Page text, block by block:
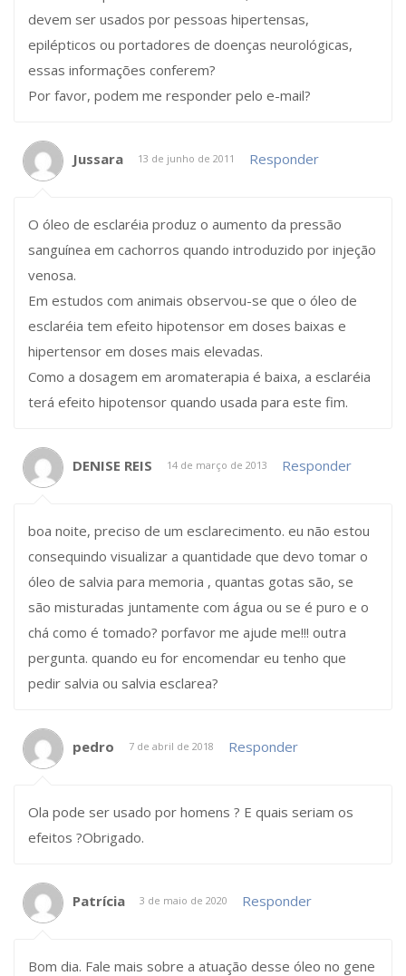
devem ser usados por pessoas hipertensas,
epilépticos ou portadores de doenças neurológicas,
essas informações conferem?
Por favor, podem me responder pelo e-mail?
Jussara 13 de junho de 2011 Responder
O óleo de esclaréia produz o aumento da pressão
sanguínea em cachorros quando introduzido por injeção
venosa.
Em estudos com animais observou-se que o óleo de
esclaréia tem efeito hipotensor em doses baixas e
hipertensor em doses mais elevadas.
Como a dosagem em aromaterapia é baixa, a esclaréia
terá efeito hipotensor quando usada para este fim.
DENISE REIS 14 de março de 2013 Responder
boa noite, preciso de um esclarecimento. eu não estou
consequindo visualizar a quantidade que devo tomar o
óleo de salvia para memoria , quantas gotas são, se
são misturadas juntamente com água ou se é puro e o
chá como é tomado? porfavor me ajude me!!! outra
pergunta. quando eu for encomendar eu tenho que
pedir salvia ou salvia esclarea?
pedro 7 de abril de 2018 Responder
Ola pode ser usado por homens ? E quais seriam os
efeitos ?Obrigado.
Patrícia 3 de maio de 2020 Responder
Bom dia. Fale mais sobre a atuação desse óleo no gene